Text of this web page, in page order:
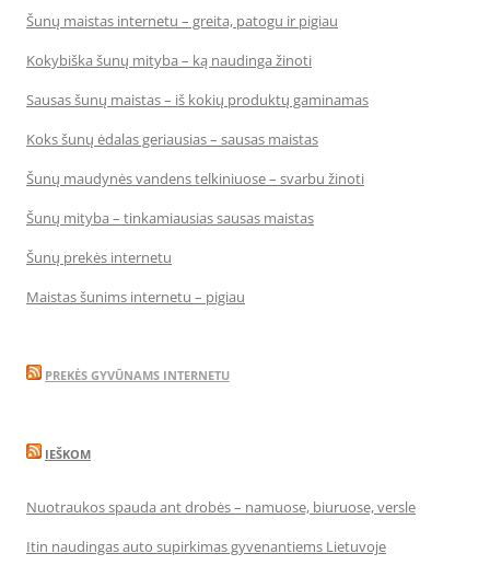
Šunų maistas internetu – greita, patogu ir pigiau
Kokybiška šunų mityba – ką naudinga žinoti
Sausas šunų maistas – iš kokių produktų gaminamas
Koks šunų ėdalas geriausias – sausas maistas
Šunų maudynės vandens telkiniuose – svarbu žinoti
Šunų mityba – tinkamiausias sausas maistas
Šunų prekės internetu
Maistas šunims internetu – pigiau
PREKĖS GYVŪNAMS INTERNETU
IEŠKOM
Nuotraukos spauda ant drobės – namuose, biuruose, versle
Itin naudingas auto supirkimas gyvenantiems Lietuvoje